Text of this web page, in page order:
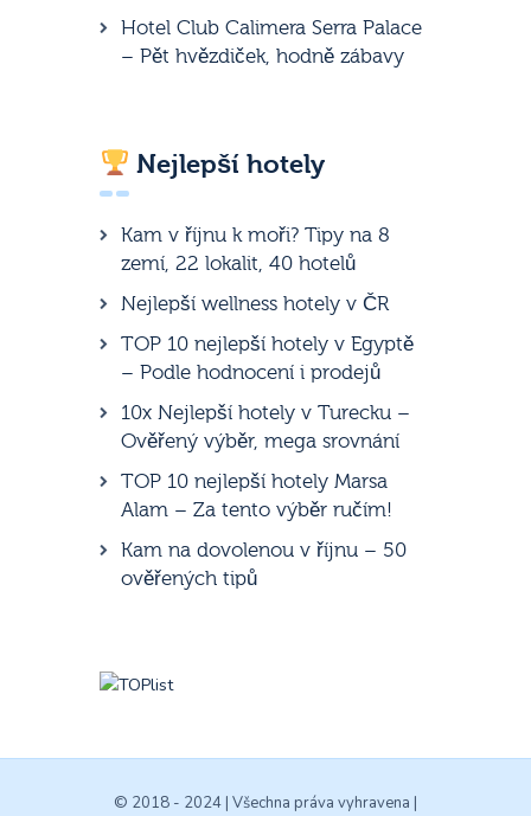
Hotel Club Calimera Serra Palace
– Pět hvězdiček, hodně zábavy
Nejlepší hotely
Kam v říjnu k moři? Tipy na 8
zemí, 22 lokalit, 40 hotelů
Nejlepší wellness hotely v ČR
TOP 10 nejlepší hotely v Egyptě
– Podle hodnocení i prodejů
10x Nejlepší hotely v Turecku –
Ověřený výběr, mega srovnání
TOP 10 nejlepší hotely Marsa
Alam – Za tento výběr ručím!
Kam na dovolenou v říjnu – 50
ověřených tipů
© 2018 - 2024 | Všechna práva vyhravena |